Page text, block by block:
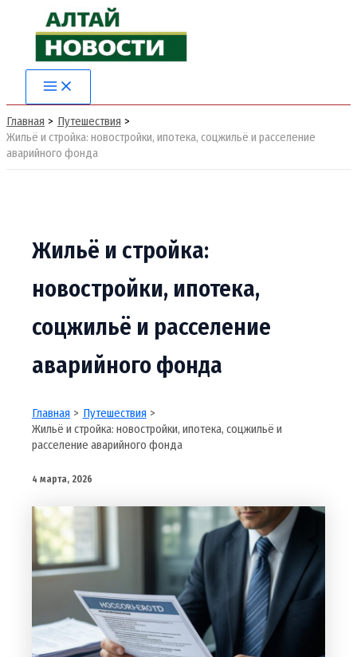
содержимому
Main
Menu
Главная
Путешествия
Жильё и стройка: новостройки, ипотека, соцжильё и расселение
аварийного фонда
Жильё и стройка:
новостройки, ипотека,
соцжильё и расселение
аварийного фонда
Главная
Путешествия
Жильё и стройка: новостройки, ипотека, соцжильё и
расселение аварийного фонда
4 марта, 2026